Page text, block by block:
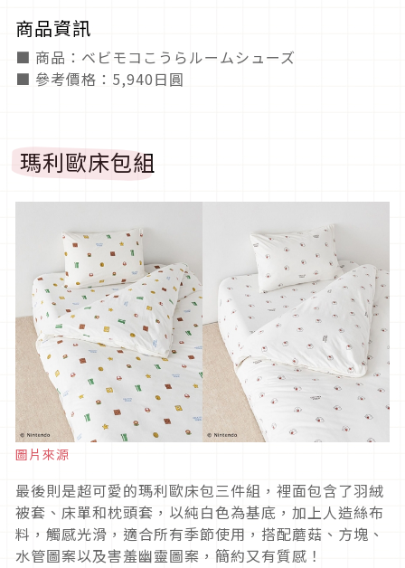
商品資訊
■ 商品：ベビモコこうらルームシューズ
■ 參考價格：5,940日圓
瑪利歐床包組
圖片來源
最後則是超可愛的瑪利歐床包三件組，裡面包含了羽絨
被套、床單和枕頭套，以純白色為基底，加上人造絲布
料，觸感光滑，適合所有季節使用，搭配蘑菇、方塊、
水管圖案以及害羞幽靈圖案，簡約又有質感！